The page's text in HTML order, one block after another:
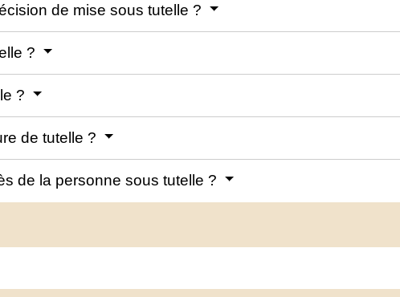
de mise sous tutelle ?
?
?
de tutelle ?
de la personne sous tutelle ?